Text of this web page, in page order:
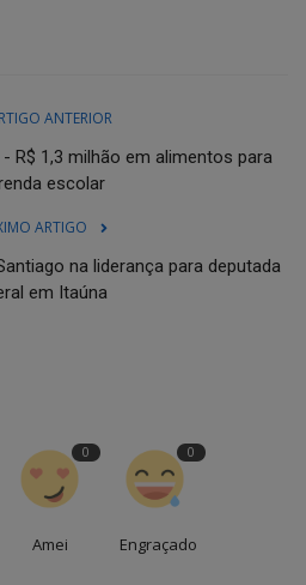
ANTERIOR
- R$ 1,3 milhão em alimentos para
escolar
ARTIGO
na liderança para deputada
em Itaúna
0
Amei
0
Engraçado